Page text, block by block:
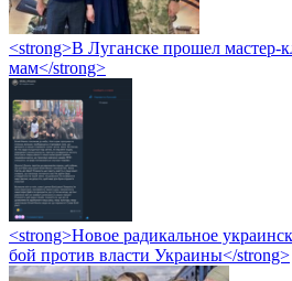
<strong>В Луганске прошел мастер-
мам</strong>
<strong>Новое радикальное
бой против власти Украины</strong>